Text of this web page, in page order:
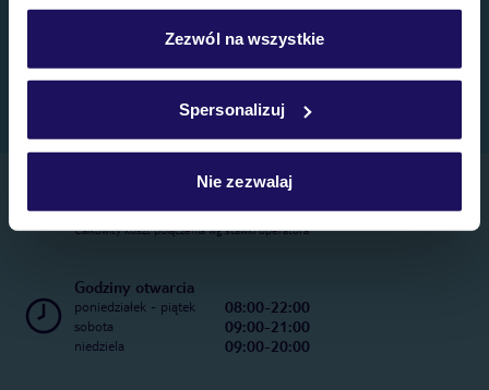
personalizować swój wybór wchodząc w zakładkę
Szczegółowe informacje o plikach cookie znajdziesz
Zezwól na wszystkie
Spersonalizuj
Nie zezwalaj
Telefoniczne Centrum Rezerwacji
22 270 31 20
Całkowity koszt połączenia wg stawki operatora
Godziny otwarcia
poniedziałek - piątek 08:00-22:00
sobota 09:00-21:00
niedziela 09:00-20:00